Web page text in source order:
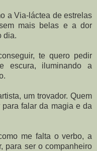
a Via-láctea de estrelas
mais belas e a dor
dia.
te quero pedir
escura, iluminando a
um trovador. Quem
falar da magia e da
me falta o verbo, a
para ser o companheiro